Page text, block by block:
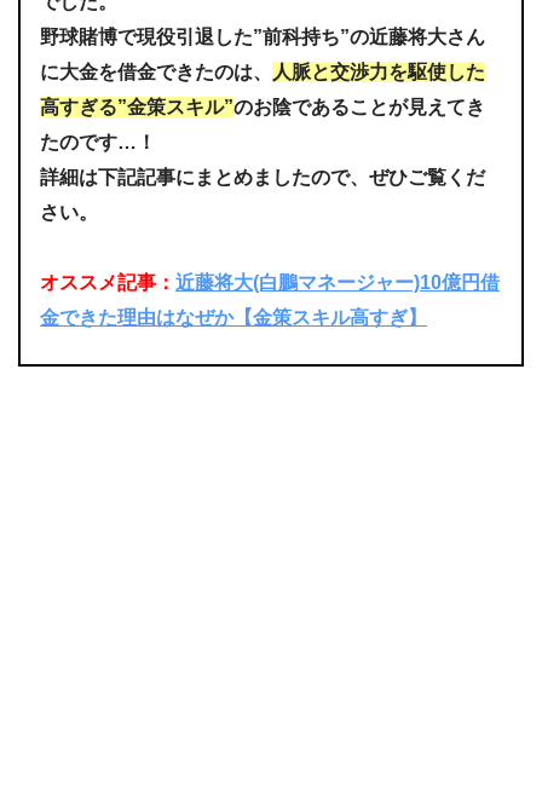
野球賭博で現役引退した”前科持ち”の近藤将大さん
に大金を借金できたのは、
人脈と交渉力を駆使した
高すぎる”金策スキル”のお陰であることが見えてき
たのです…！
詳細は下記記事にまとめましたので、ぜひご覧くだ
さい。
オススメ記事： 近藤将大(白鵬マネージャー)10億円借
金できた理由はなぜか【金策スキル高すぎ】